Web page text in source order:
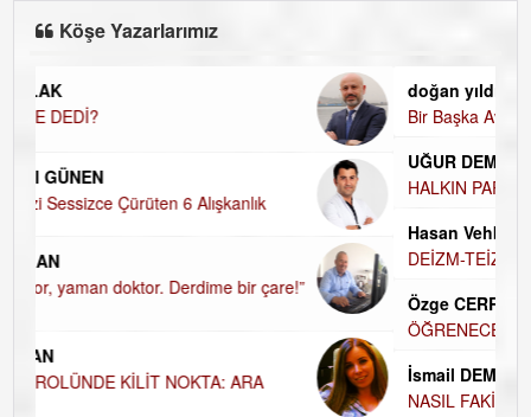
Köşe Yazarlarımız
Bir Başka Avrupa!
UĞUR DEMİROĞLU
HALKIN PARTİSİNDE YENİ YÖNETİM BELİRLENDİ…
DEİZM-TEİZM-ATEİZM-PANTEİZM’E BAKIŞ